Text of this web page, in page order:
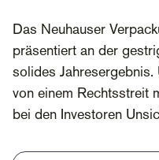
Das Neuhauser
präsentiert an der
solides
von einem Rechtsstreit
bei den Investoren